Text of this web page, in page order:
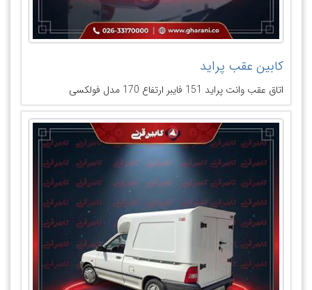
کابین عقب پراید
اتاق عقب وانت پراید 151 فایبر ارتفاع 170 مدل فولکسی